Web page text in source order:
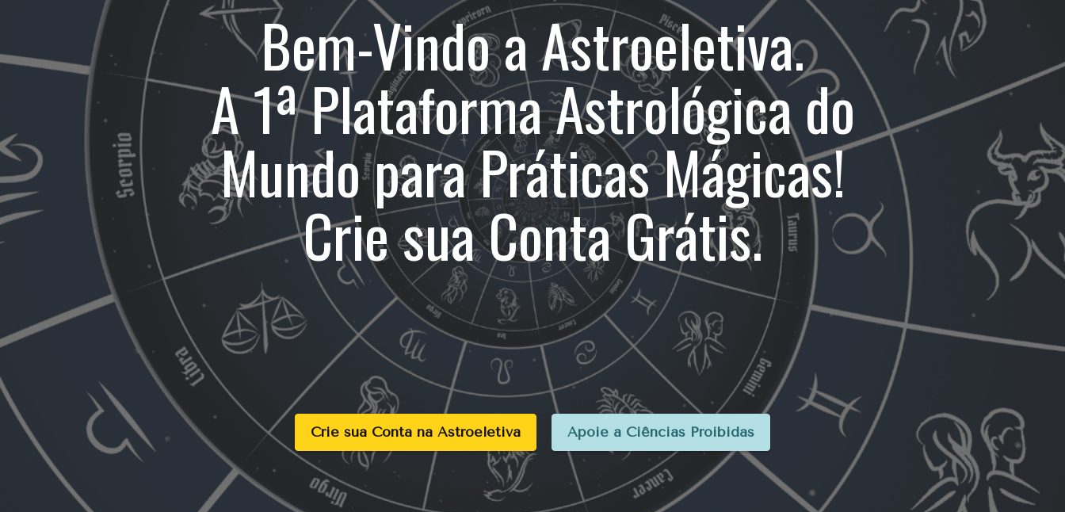
Bem-Vindo a Astroeletiva.
A 1ª Plataforma Astrológica do
Mundo para Práticas Mágicas!
Crie sua Conta Grátis.
Crie sua Conta na Astroeletiva Apoie a Ciências Proibidas